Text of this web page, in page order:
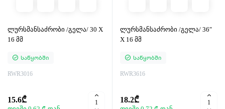
ლურსმანსაძრობი /გელა/ 30 X
16 მმ
Საწყობში
RWR3016
15.6₾
ლურსმანსაძრობი /გელა/ 36″
X 16 მმ
Საწყობში
RWR3616
18.2₾